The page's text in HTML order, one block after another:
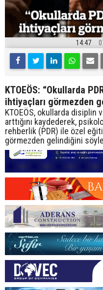
14:47
KTOEÖS: “Okullarda
ihtiyaçları görmezden
KTOEÖS, okullarda disiplin
arttığını kaydederek,
rehberlik (PDR) ile özel
görmezden gelindiğini